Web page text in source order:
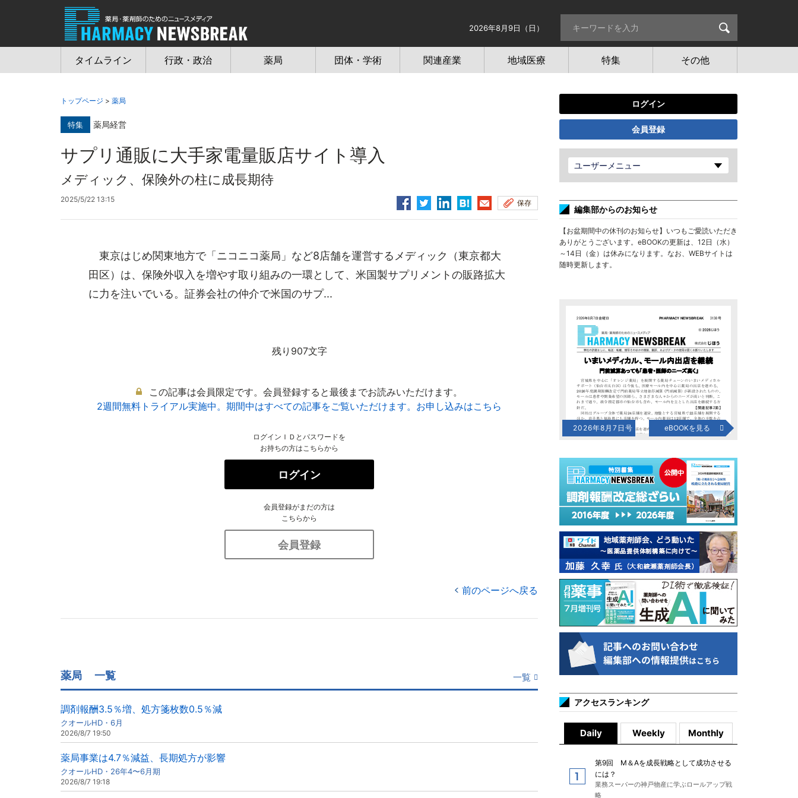
2026年8月9日（日）
タイムライン 行政・政治 薬局 団体・学術 関連産業 地域医療 特集 その他
トップページ > 薬局
特集 薬局経営
サプリ通販に大手家電量販店サイト導入
メディック、保険外の柱に成長期待
2025/5/22 13:15 保存
東京はじめ関東地方で「ニコニコ薬局」など8店舗を運営するメディック（東京都大
田区）は、保険外収入を増やす取り組みの一環として、米国製サプリメントの販路拡大
に力を注いでいる。証券会社の仲介で米国のサプ...
残り907文字
この記事は会員限定です。会員登録すると最後までお読みいただけます。
2週間無料トライアル実施中。期間中はすべての記事をご覧いただけます。お申し込みはこちら
ログインＩＤとパスワードを
お持ちの方はこちらから
ログイン
会員登録がまだの方は
こちらから
会員登録
前のページへ戻る
薬局 一覧 一覧
調剤報酬3.5％増、処方箋枚数0.5％減
クオールHD・6月
2026/8/7 19:50
薬局事業は4.7％減益、長期処方が影響
クオールHD・26年4〜6月期
2026/8/7 19:18
ログイン
会員登録
ユーザーメニュー
編集部からのお知らせ
【お盆期間中の休刊のお知らせ】いつもご愛読いただき
ありがとうございます。eBOOKの更新は、12日（水）
～14日（金）は休みになります。なお、WEBサイトは
随時更新します。
2026年8月7日号 eBOOKを見る
アクセスランキング
Daily Weekly Monthly
第9回 M＆Aを成長戦略として成功させる
には？
業務スーパーの神戸物産に学ぶロールアップ戦
略